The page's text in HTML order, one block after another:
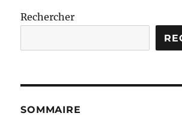
Rechercher
SOMMAIRE